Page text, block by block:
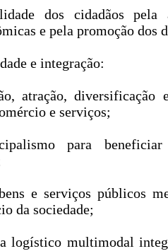
dos cidadãos pela
e pela promoção dos
e integração:
atração, diversificação
e serviços;
para
e serviços públicos
da sociedade;
logístico multimodal